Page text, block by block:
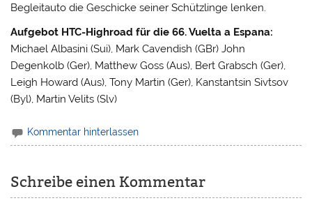
Begleitauto die Geschicke seiner Schützlinge lenken.
Aufgebot HTC-Highroad für die 66. Vuelta a Espana:
Michael Albasini (Sui), Mark Cavendish (GBr) John
Degenkolb (Ger), Matthew Goss (Aus), Bert Grabsch (Ger),
Leigh Howard (Aus), Tony Martin (Ger), Kanstantsin Sivtsov
(Byl), Martin Velits (Slv)
Kommentar hinterlassen
Schreibe einen Kommentar